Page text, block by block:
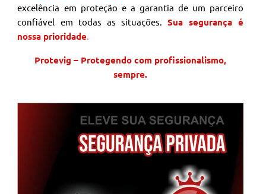
excelência em proteção e a garantia de um parceiro
confiável em todas as situações.
Sua segurança é
nossa prioridade
Protevig – Protegendo com profissionalismo,
sempre.